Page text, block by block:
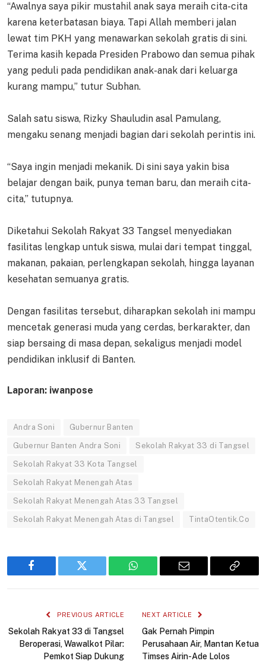
“Awalnya saya pikir mustahil anak saya meraih cita-cita
karena keterbatasan biaya. Tapi Allah memberi jalan
lewat tim PKH yang menawarkan sekolah gratis di sini.
Terima kasih kepada Presiden Prabowo dan semua pihak
yang peduli pada pendidikan anak-anak dari keluarga
kurang mampu,” tutur Subhan.
Salah satu siswa, Rizky Shauludin asal Pamulang,
mengaku senang menjadi bagian dari sekolah perintis ini.
“Saya ingin menjadi mekanik. Di sini saya yakin bisa
belajar dengan baik, punya teman baru, dan meraih cita-
cita,” tutupnya.
Diketahui Sekolah Rakyat 33 Tangsel menyediakan
fasilitas lengkap untuk siswa, mulai dari tempat tinggal,
makanan, pakaian, perlengkapan sekolah, hingga layanan
kesehatan semuanya gratis.
Dengan fasilitas tersebut, diharapkan sekolah ini mampu
mencetak generasi muda yang cerdas, berkarakter, dan
siap bersaing di masa depan, sekaligus menjadi model
pendidikan inklusif di Banten.
Laporan: iwanpose
Andra Soni Gubernur Banten
Gubernur Banten Andra Soni Sekolah Rakyat 33 di Tangsel
Sekolah Rakyat 33 Kota Tangsel
Sekolah Rakyat Menengah Atas
Sekolah Rakyat Menengah Atas 33 Tangsel
Sekolah Rakyat Menengah Atas di Tangsel TintaOtentik.Co
Facebook Twitter WhatsApp Email
Copy
PREVIOUS ARTICLE
Sekolah Rakyat 33 di Tangsel
Beroperasi, Wawalkot Pilar:
Pemkot Siap Dukung
NEXT ARTICLE
Gak Pernah Pimpin
Perusahaan Air, Mantan Ketua
Timses Airin-Ade Lolos